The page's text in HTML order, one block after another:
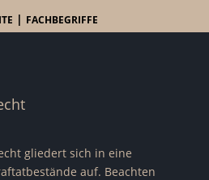
| FACHBEGRIFFE
gliedert sich in eine
auf. Beachten